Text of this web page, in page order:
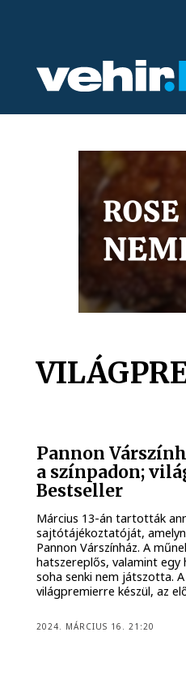
Pannon
a színpadon;
Bestseller
Március 13-án tartották
sajtótájékoztatóját,
Pannon Várszínház. A
hatszereplős, valamint
soha senki nem játszotta.
világpremierre készül, az
2024. MÁRCIUS 16. 21:20